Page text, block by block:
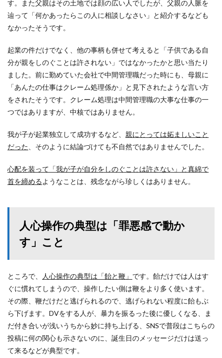
す。また父親はその土地では顔の広い人でしたが、父親の人脈を
辿って「何かあったらこの人に相談しなさい」と紹介するなども
なかったそうです。
起業の件だけでなく、他の事柄も併せて考えると「子供である自
分が親をしのぐことは許されない」ではなかったかと思い当たり
ました。前に勤めていた会社で中間管理職だった時にも、母親に
「あんたの仕事はクレーム処理係か」と見下されたような言い方
をされたそうです。クレーム処理は中間管理職の大事な仕事の一
つではありますが、中核ではありません。
我が子が起業独立して成功するなど、 親にとっては妬ましいこと
だった 、そのように結論づけても不自然ではありませんでした。
心配を装って「我が子が自分をしのぐことは許さない」と真綿で
首を締めるようなことは、残念ながら珍しくはありません。
人心操作の典型は「罪悪感で動か
す」こと
ところで、 人心操作の典型は「飴と鞭」 です。飴だけでは人はす
ぐに慣れてしまうので、操作したい側は鞭をより多く使います。
その際、鞭だけだと逃げられるので、逃げられない程度に飴もぶ
ら下げます。DVをする人が、暴力を振るった後に優しくなる、ま
だ付き合いが浅いうちから妙に持ち上げる、SNSで普段はこちらの
投稿に何の関心も示さないのに、誕生日のメッセージだけは送っ
て来るなどが典型です。